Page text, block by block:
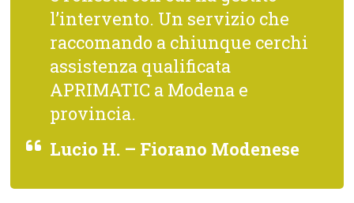
l’intervento. Un servizio che
raccomando a chiunque cerchi
assistenza qualificata
APRIMATIC a Modena e
provincia.
Lucio H. – Fiorano Modenese